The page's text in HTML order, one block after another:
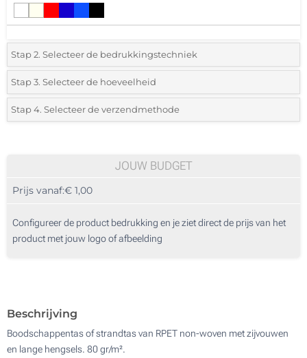
Stap 2. Selecteer de bedrukkingstechniek
*Selecteer de bedrukking en kleuren van het logo:
1 Kleur (Aan een kant)
3 Kleuren (Aan een kant)
Digitale full colour transfer (Aan een kant)
Stap 3. Selecteer de hoeveelheid
*Selecteer uit de lijst of voeg het gewenste aantal in
50
250
Stap 4. Selecteer de verzendmethode
JOUW BUDGET
Prijs vanaf:€ 1,00
Configureer de product bedrukking en je ziet direct de prijs van het
product met jouw logo of afbeelding
Beschrijving
Boodschappentas of strandtas van RPET non-woven met zijvouwen
en lange hengsels. 80 gr/m².